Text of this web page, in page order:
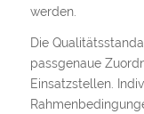
werden.
Die
passgenaue
Einsatzstellen.